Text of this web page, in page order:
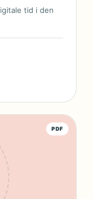
tid i den
PDF